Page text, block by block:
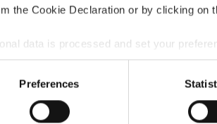
the Cookie Declaration or by clicking on
data is processed and set your
and ads, to provide social media
with our social media, advertising and
to them or that they’ve collected from
Preferences